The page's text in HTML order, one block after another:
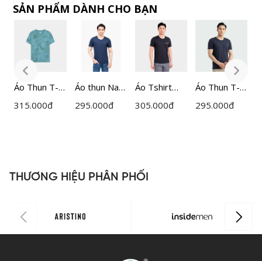
SẢN PHẨM DÀNH CHO BẠN
Áo Thun T-
shirt Nam
315.000đ
Áo thun Nam
Insidemen
295.000đ
Áo Tshirt
ngắn tay
0
305.000đ
Áo Thun T-
shirt Nam
295.000đ
THƯƠNG HIỆU PHÂN PHỐI